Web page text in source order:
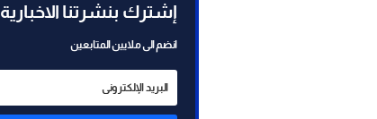
إشترك بنشرتنا الاخبارية
انضم الى ملايين المتابعين